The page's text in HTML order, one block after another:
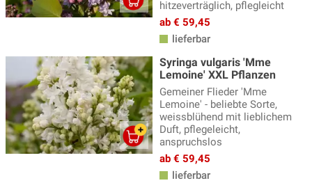
hitzeverträglich, pflegleicht
ab € 59,45
lieferbar
Syringa vulgaris 'Mme
Lemoine' XXL Pflanzen
Gemeiner Flieder 'Mme
Lemoine' - beliebte Sorte,
weissblühend mit lieblichem
Duft, pflegeleicht,
anspruchslos
ab € 59,45
lieferbar